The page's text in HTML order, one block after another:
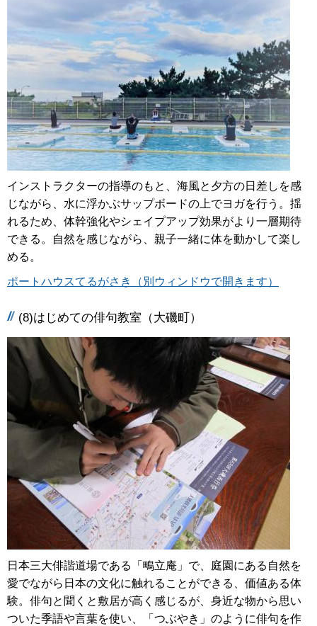
インストラクターの指導のもと、海風と夕方の日差しを感
じながら、水に浮かぶサップボードの上でヨガを行う。揺
れるため、体幹強化やシェイプアップ効果がより一層期待
できる。自然を感じながら、親子一緒に体を動かして楽し
める。
ポートハウスてるがさき（別ウィンドウで開きます）
(8)はじめての俳句教室（大磯町）
日本三大俳諧道場である「鴫立庵」で、庭園にある自然を
愛でながら日本の文化に触れることができる、価値ある体
験。俳句と聞くと敷居が高く感じるが、身近な物から思い
ついた季語や言葉を使い、「つぶやき」のように俳句を作